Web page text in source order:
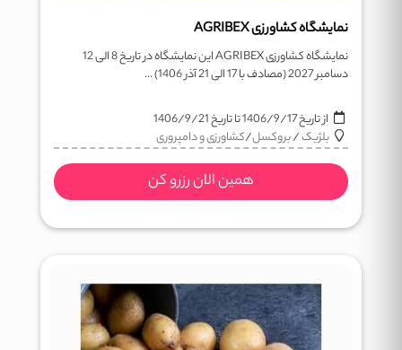
نمایشگاه کشاورزی AGRIBEX
نمایشگاه کشاورزی AGRIBEX این نمایشگاه در تاریخ 8 الی 12
دسامبر 2027 (مصادف با 17 الی 21 آذر 1406) ...
از تاریخ1406/9/17تا تاریخ1406/9/21
بلژیک/بروکسل/کشاورزی و دامپروری
همین الان رزرو کن